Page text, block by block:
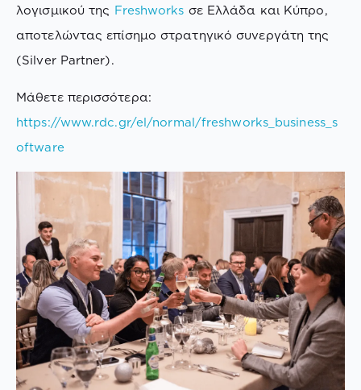
λογισμικού της Freshworks σε Ελλάδα και Κύπρο,
αποτελώντας επίσημο στρατηγικό συνεργάτη της
(Silver Partner).
Μάθετε περισσότερα:
https://www.rdc.gr/el/normal/freshworks_business_s
oftware